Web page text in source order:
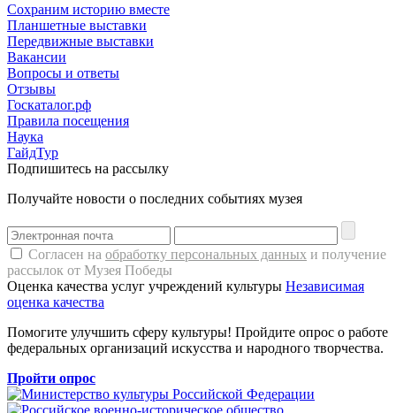
Сохраним историю вместе
Планшетные выставки
Передвижные выставки
Вакансии
Вопросы и ответы
Отзывы
Госкаталог.рф
Правила посещения
Наука
ГайдТур
Подпишитесь на рассылку
Получайте новости о последних событиях музея
Согласен на обработку персональных данных и получение
рассылок от Музея Победы
Оценка качества услуг учреждений культуры Независимая
оценка качества
Помогите улучшить сферу культуры! Пройдите опрос о работе
федеральных организаций искусства и народного творчества.
Пройти опрос